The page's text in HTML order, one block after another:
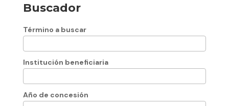
Buscador
Término a buscar
Institución beneficiaria
Año de concesión